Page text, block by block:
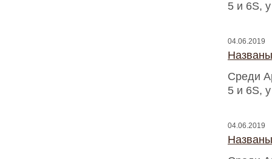
5 и 6S,
04.06.2019
Среди
5 и 6S,
04.06.2019